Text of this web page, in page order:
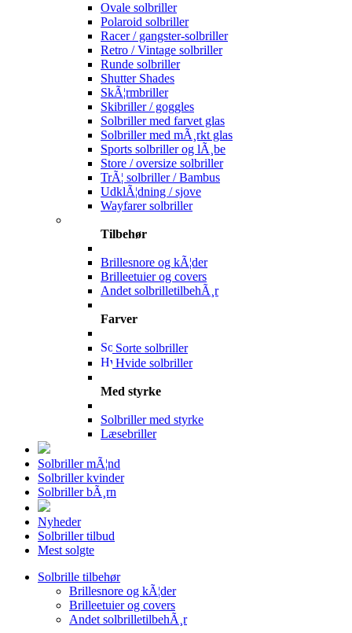
Ovale solbriller
Polaroid solbriller
Racer / gangster-solbriller
Retro / Vintage solbriller
Runde solbriller
Shutter Shades
SkÃ¦rmbriller
Skibriller / goggles
Solbriller med farvet glas
Solbriller med mÃ¸rkt glas
Sports solbriller og lÃ¸be
Store / oversize solbriller
TrÃ¦ solbriller / Bambus
UdklÃ¦dning / sjove
Wayfarer solbriller
Tilbehør
Brillesnore og kÃ¦der
Brilleetuier og covers
Andet solbrilletilbehÃ¸r
Farver
Sorte solbriller
Hvide solbriller
Med styrke
Solbriller med styrke
Læsebriller
Solbriller mÃ¦nd
Solbriller kvinder
Solbriller bÃ¸rn
Nyheder
Solbriller tilbud
Mest solgte
Solbrille tilbehør
Brillesnore og kÃ¦der
Brilleetuier og covers
Andet solbrilletilbehÃ¸r